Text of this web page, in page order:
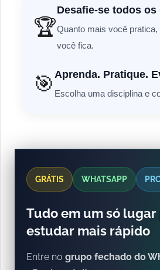
🏆
Desafie-se todos os
Quanto mais você
você fica.
🎯 Aprenda. Pratique.
Escolha uma disciplina e
GRÁTIS WHATSAPP
Tudo em um só lugar
estudar mais rápido
Entre no grupo fechado do